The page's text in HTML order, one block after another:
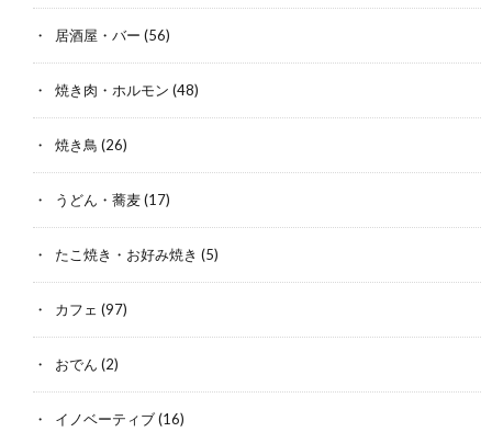
居酒屋・バー (56)
焼き肉・ホルモン (48)
焼き鳥 (26)
うどん・蕎麦(17)
たこ焼き・お好み焼き (5)
カフェ (97)
おでん (2)
イノベーティブ(16)